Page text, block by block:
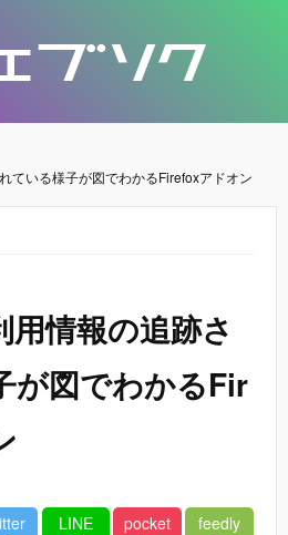
ている様子が図でわかるFirefoxアドオン
情報の追跡さ
が図でわかるFir
LINE pocket feedly